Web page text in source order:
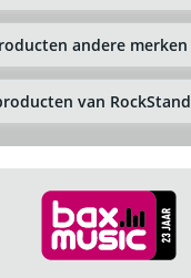
andere merken
van RockStand